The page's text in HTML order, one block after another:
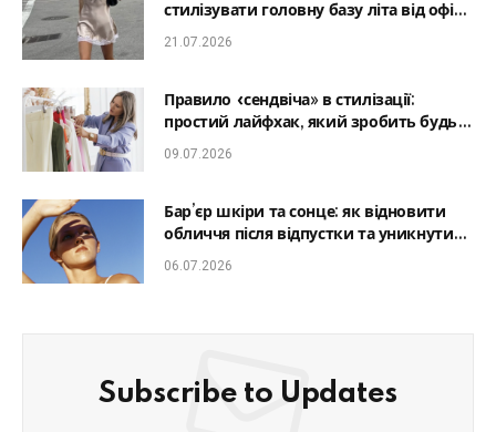
стилізувати головну базу літа від офісу
до романтичної вечері
21.07.2026
Правило «сендвіча» в стилізації:
простий лайфхак, який зробить будь-
який образ гармонійним
09.07.2026
Бар’єр шкіри та сонце: як відновити
обличчя після відпустки та уникнути
фотостаріння
06.07.2026
Subscribe to Updates